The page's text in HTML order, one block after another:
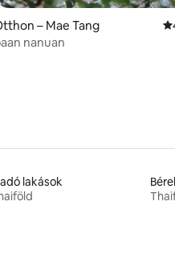
– Mae Tang
nanuan
lakások